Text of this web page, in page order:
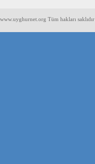
www.uyghurnet.org Tüm hakları saklıdır